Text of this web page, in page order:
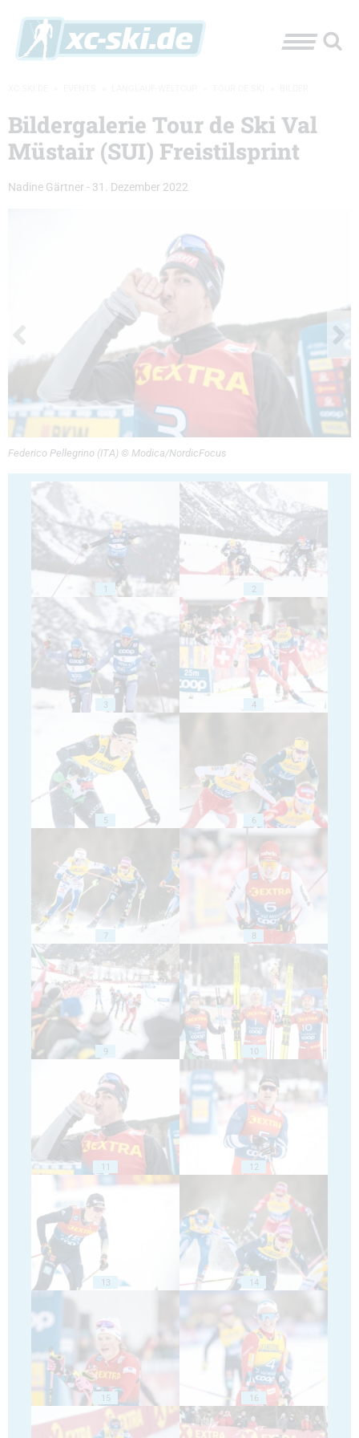
Bildergalerie Tour de Ski Val
Müstair (SUI) Freistilsprint
Nadine Gärtner - 31. Dezember 2022
Federico Pellegrino (ITA) © Modica/NordicFocus
1 2
3 4
5 6
7 8
9 10
11 12
13 14
15 16